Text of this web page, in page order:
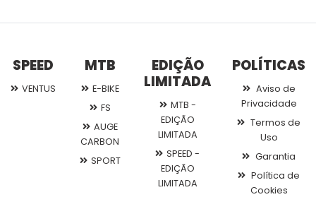
SPEED
VENTUS
MTB
E-BIKE
FS
AUGE
CARBON
SPORT
EDIÇÃO
LIMITADA
MTB -
EDIÇÃO
LIMITADA
SPEED -
EDIÇÃO
LIMITADA
POLÍTICAS
Aviso de
Privacidade
Termos de
Uso
Garantia
Política de
Cookies